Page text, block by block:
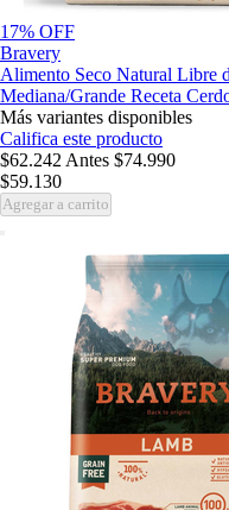
17% OFF
Bravery
Alimento Seco Natural Libre
Mediana/Grande Receta
Más variantes disponibles
Califica este producto
$62.242 Antes $74.990
$59.130
Agregar a carrito